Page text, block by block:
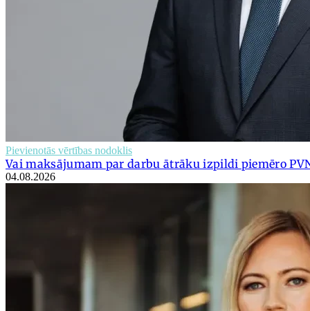
Pievienotās vērtības nodoklis
Vai maksājumam par darbu ātrāku izpildi piemēro
04.08.2026